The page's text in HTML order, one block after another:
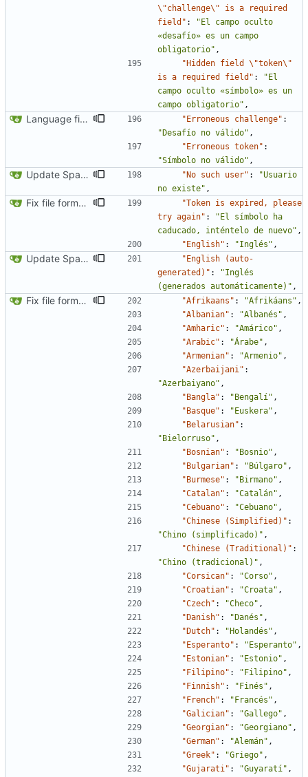
\"challenge\" is a required
field" :
"El campo oculto
«desafío» es un campo
obligatorio" ,
"Hidden field \"token\"
is a required field" :
"El
campo oculto «símbolo» es un
campo obligatorio" ,
Language fixes ( #366 ) "Erroneous challenge" :
"Desafío no válido" ,
"Erroneous token" :
"Símbolo no válido" ,
Update Spanish translation "No such user" :
"Usuario
no existe" ,
Fix file formatting for locales
"Token is expired, please
try again" :
"El símbolo ha
caducado, inténtelo de nuevo" ,
"English" : "Inglés" ,
Update Spanish translation
"English (auto-
generated)" :
"Inglés
(generados automáticamente)" ,
Fix file formatting for locales "Afrikaans" : "Afrikáans" ,
"Albanian" : "Albanés" ,
"Amharic" : "Amárico" ,
"Arabic" : "Árabe" ,
"Armenian" : "Armenio" ,
"Azerbaijani" :
"Azerbaiyano" ,
"Bangla" : "Bengalí" ,
"Basque" : "Euskera" ,
"Belarusian" :
"Bielorruso" ,
"Bosnian" : "Bosnio" ,
"Bulgarian" : "Búlgaro" ,
"Burmese" : "Birmano" ,
"Catalan" : "Catalán" ,
"Cebuano" : "Cebuano" ,
"Chinese (Simplified)" :
"Chino (simplificado)" ,
"Chinese (Traditional)" :
"Chino (tradicional)" ,
"Corsican" : "Corso" ,
"Croatian" : "Croata" ,
"Czech" : "Checo" ,
"Danish" : "Danés" ,
"Dutch" : "Holandés" ,
"Esperanto" : "Esperanto" ,
"Estonian" : "Estonio" ,
"Filipino" : "Filipino" ,
"Finnish" : "Finés" ,
"French" : "Francés" ,
"Galician" : "Gallego" ,
"Georgian" : "Georgiano" ,
"German" : "Alemán" ,
"Greek" : "Griego" ,
"Gujarati" : "Guyaratí" ,